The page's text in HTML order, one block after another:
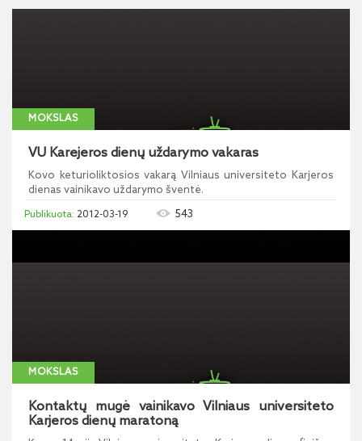
MOKSLAS
VU Karejeros dienų uždarymo vakaras
Kovo keturioliktosios vakarą Vilniaus universiteto Karjeros
dienas vainikavo uždarymo šventė.
2012-03-19 543
MOKSLAS
Kontaktų mugė vainikavo Vilniaus universiteto
Karjeros dienų maratoną